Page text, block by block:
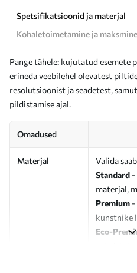
Spetsifikatsioonid ja materjal
Kohaletoimetamine ja maksmine
Pange tähele: kujutatud esemete
erineda veebilehel olevatest
resolutsioonist ja seadetest,
pildistamise ajal.
Omadused
Materjal
Valida
Standard -
materjal,
Premium -
kunstnike
Eco-